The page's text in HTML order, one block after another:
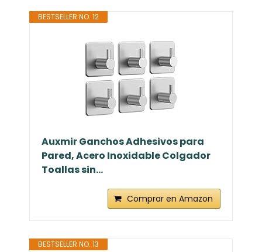
BESTSELLER NO. 12
Auxmir Ganchos Adhesivos para
Pared, Acero Inoxidable Colgador
Toallas sin...
Comprar en Amazon
BESTSELLER NO. 13